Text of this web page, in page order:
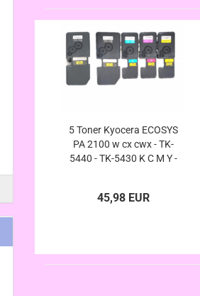
5 Toner Kyocera ECOSYS
PA 2100 w cx cwx - TK-
5440 - TK-5430 K C M Y -
45,98 EUR